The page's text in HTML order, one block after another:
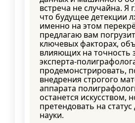
встреча не случайна. Я
что будущее детекции
именно на этом
предлагаю вам
ключевых факторах,
влияющих на точность
эксперта-
продемонстрировать,
внедрения строгого
аппарата
останется искусством,
претендовать на
науки.